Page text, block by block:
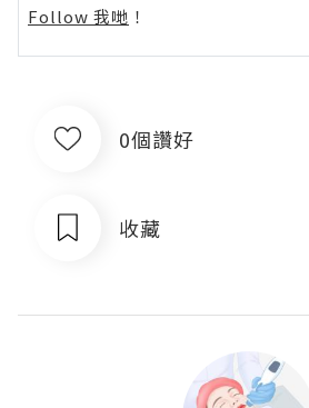
Follow 我哋 ！
0個讚好
收藏